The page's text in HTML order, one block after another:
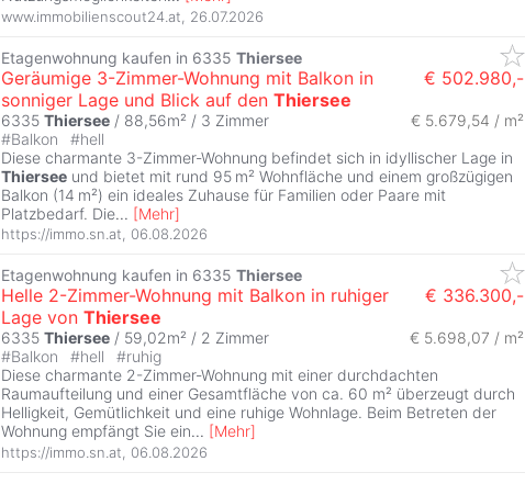
www.immobilienscout24.at 26.07.2026
Etagenwohnung kaufen in 6335 Thiersee
Geräumige 3-Zimmer-Wohnung mit Balkon in
sonniger Lage und Blick auf den Thiersee
€ 502.980,-
6335 Thiersee / 88,56m² / 3 Zimmer
€ 5.679,54 / m²
#Balkon #hell
Diese charmante 3-Zimmer-Wohnung befindet sich in idyllischer Lage in
Thiersee und bietet mit rund 95 m² Wohnfläche und einem großzügigen
Balkon (14 m²) ein ideales Zuhause für Familien oder Paare mit
Platzbedarf. Die... [Mehr]
https://immo.sn.at 06.08.2026
Etagenwohnung kaufen in 6335 Thiersee
Helle 2-Zimmer-Wohnung mit Balkon in ruhiger
Lage von Thiersee
€ 336.300,-
6335 Thiersee / 59,02m² / 2 Zimmer
€ 5.698,07 / m²
#Balkon #hell #ruhig
Diese charmante 2-Zimmer-Wohnung mit einer durchdachten
Raumaufteilung und einer Gesamtfläche von ca. 60 m² überzeugt durch
Helligkeit, Gemütlichkeit und eine ruhige Wohnlage. Beim Betreten der
Wohnung empfängt Sie ein... [Mehr]
https://immo.sn.at 06.08.2026